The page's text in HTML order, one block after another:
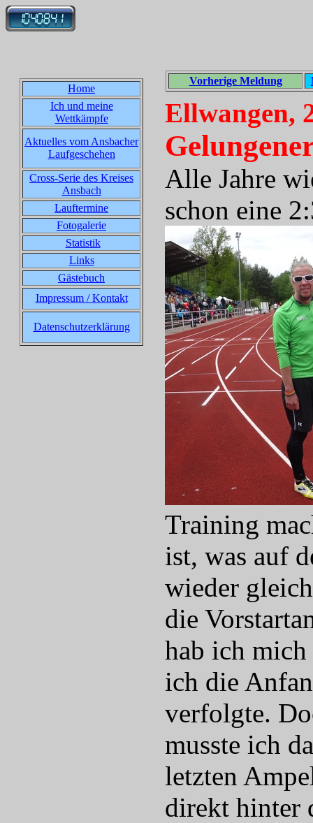
Home
Ich und meine
Wettkämpfe
Aktuelles vom Ansbacher
Laufgeschehen
Cross-Serie des Kreises
Ansbach
Lauftermine
Fotogalerie
Statistik
Links
Gästebuch
Impressum / Kontakt
Datenschutzerklärung
Vorherige Meldung
Ellwangen,
Alle Jahre
schon eine
Training
ist, was auf
wieder
die
hab ich
ich die
verfolgte.
musste ich
letzten
direkt hinter